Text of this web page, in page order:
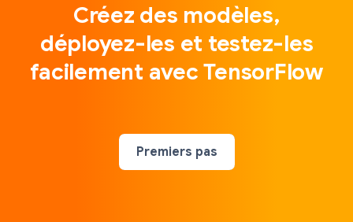
Créez des modèles,
déployez-les et testez-les
facilement avec TensorFlow
Premiers pas